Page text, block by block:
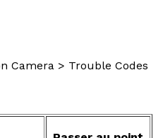
Camera > Trouble Codes